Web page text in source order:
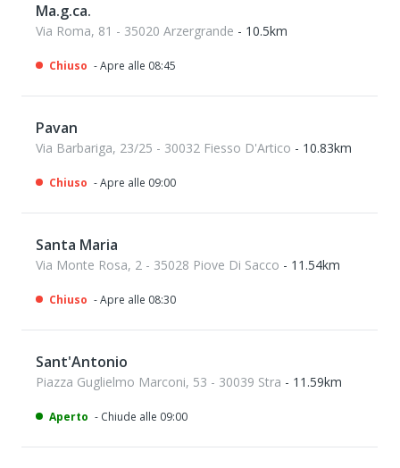
Ma.g.ca.
Via Roma, 81 - 35020 Arzergrande - 10.5km
Chiuso - Apre alle 08:45
Pavan
Via Barbariga, 23/25 - 30032 Fiesso D'Artico - 10.83km
Chiuso - Apre alle 09:00
Santa Maria
Via Monte Rosa, 2 - 35028 Piove Di Sacco - 11.54km
Chiuso - Apre alle 08:30
Sant'Antonio
Piazza Guglielmo Marconi, 53 - 30039 Stra - 11.59km
Aperto - Chiude alle 09:00